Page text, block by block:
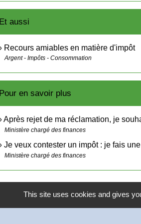
Et aussi
Recours amiables en matière d'impôt
Argent - Impôts - Consommation
Pour en savoir plus
Après rejet de ma réclamation, je
Ministère chargé des finances
Je veux contester un impôt : je fais
Ministère chargé des finances
This site uses cookies and gives